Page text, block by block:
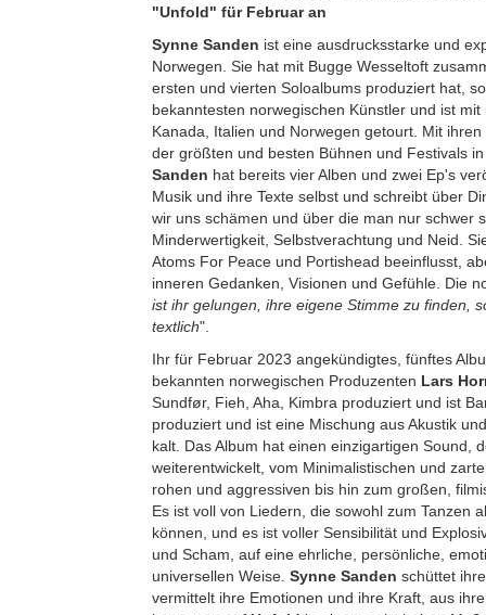
"Unfold" für Februar an
Synne Sanden ist eine ausdrucksstarke und
Norwegen. Sie hat mit Bugge Wesseltoft
ersten und vierten Soloalbums produziert hat,
bekanntesten norwegischen Künstler und ist
Kanada, Italien und Norwegen getourt. Mit
der größten und besten Bühnen und Festivals
Sanden hat bereits vier Alben und zwei Ep's
Musik und ihre Texte selbst und schreibt über
wir uns schämen und über die man nur schwer
Minderwertigkeit, Selbstverachtung und Neid.
Atoms For Peace und Portishead beeinflusst,
inneren Gedanken, Visionen und Gefühle. Die
ist ihr gelungen, ihre eigene Stimme zu finden,
textlich".
Ihr für Februar 2023 angekündigtes, fünftes
bekannten norwegischen Produzenten Lars
Sundfør, Fieh, Aha, Kimbra produziert und ist
produziert und ist eine Mischung aus Akustik
kalt. Das Album hat einen einzigartigen Sound,
weiterentwickelt, vom Minimalistischen und
rohen und aggressiven bis hin zum großen,
Es ist voll von Liedern, die sowohl zum Tanzen
können, und es ist voller Sensibilität und
und Scham, auf eine ehrliche, persönliche,
universellen Weise. Synne Sanden schüttet
vermittelt ihre Emotionen und ihre Kraft, aus